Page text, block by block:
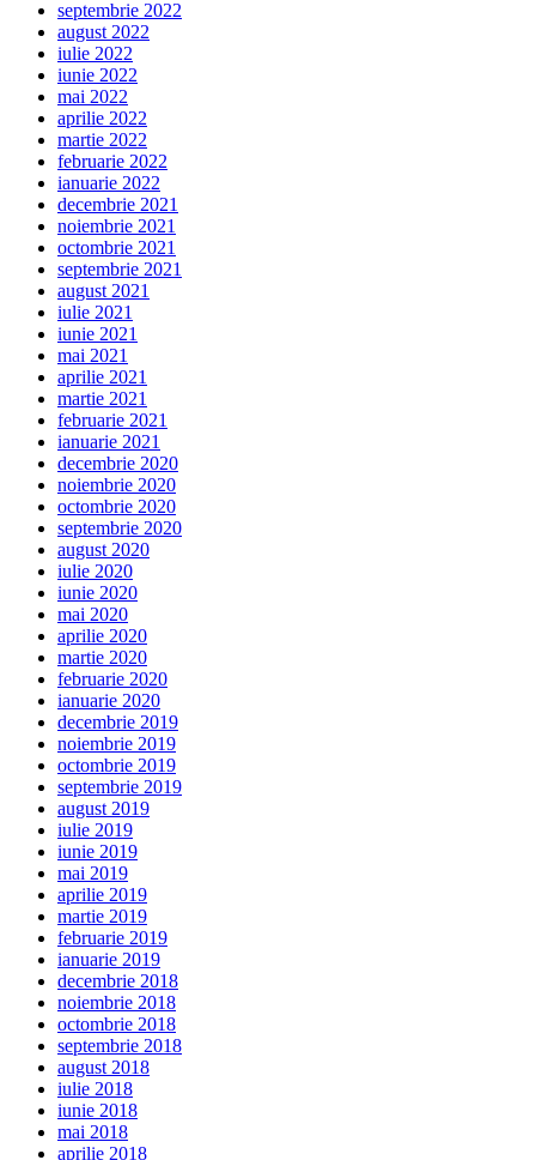
septembrie 2022
august 2022
iulie 2022
iunie 2022
mai 2022
aprilie 2022
martie 2022
februarie 2022
ianuarie 2022
decembrie 2021
noiembrie 2021
octombrie 2021
septembrie 2021
august 2021
iulie 2021
iunie 2021
mai 2021
aprilie 2021
martie 2021
februarie 2021
ianuarie 2021
decembrie 2020
noiembrie 2020
octombrie 2020
septembrie 2020
august 2020
iulie 2020
iunie 2020
mai 2020
aprilie 2020
martie 2020
februarie 2020
ianuarie 2020
decembrie 2019
noiembrie 2019
octombrie 2019
septembrie 2019
august 2019
iulie 2019
iunie 2019
mai 2019
aprilie 2019
martie 2019
februarie 2019
ianuarie 2019
decembrie 2018
noiembrie 2018
octombrie 2018
septembrie 2018
august 2018
iulie 2018
iunie 2018
mai 2018
aprilie 2018